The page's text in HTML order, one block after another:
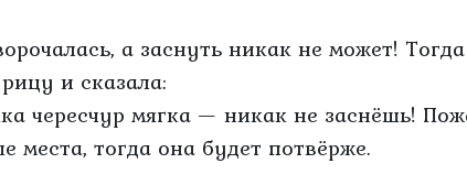
а заснуть никак не может!
и сказала:
чересчур мягка — никак не заснёшь!
места, тогда она будет потвёрже.